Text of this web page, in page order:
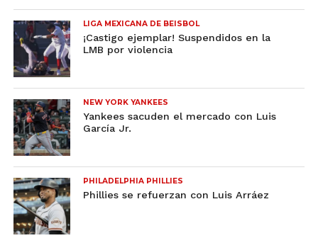
LIGA MEXICANA DE BEISBOL
¡Castigo ejemplar! Suspendidos en la
LMB por violencia
NEW YORK YANKEES
Yankees sacuden el mercado con Luis
García Jr.
PHILADELPHIA PHILLIES
Phillies se refuerzan con Luis Arráez